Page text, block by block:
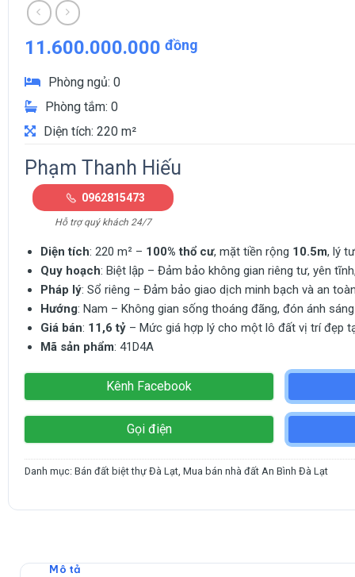
11.600.000.000 đồng
Phòng ngủ: 0
Phòng tắm: 0
Diện tích: 220 m²
Phạm Thanh Hiếu
0962815473
Hỗ trợ quý khách 24/7
Diện tích: 220 m² – 100% thổ cư, mặt tiền rộng 10.5m, lý
Quy hoạch: Biệt lập – Đảm bảo không gian riêng tư, yên
Pháp lý: Sổ riêng – Đảm bảo giao dịch minh bạch và an
Hướng: Nam – Không gian sống thoáng đãng, đón ánh
Giá bán: 11,6 tỷ– Mức giá hợp lý cho một lô đất vị trí đẹp
Mã sản phẩm: 41D4A
Kênh Facebook
Gọi điện
Danh mục:Bán đất biệt thự Đà Lạt ,Mua bán nhà đất An Bình Đà Lạt
Mô tả